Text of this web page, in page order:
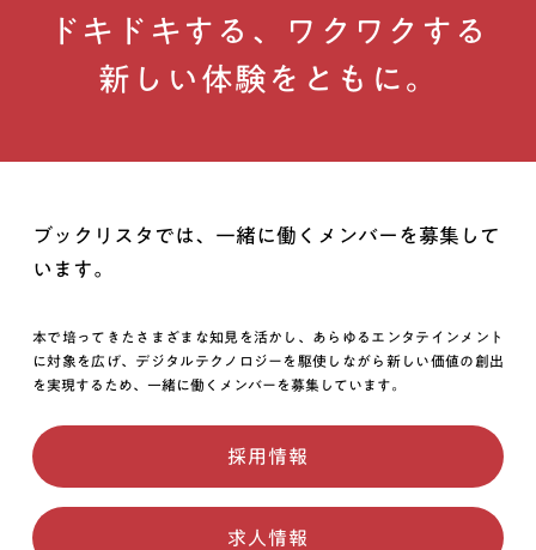
ドキドキする、ワクワクする
新しい体験をともに。
ブックリスタでは、一緒に働くメンバーを募集して
います。
本で培ってきたさまざまな知見を活かし、あらゆるエンタテインメント
に対象を広げ、デジタルテクノロジーを駆使しながら新しい価値の創出
を実現するため、一緒に働くメンバーを募集しています。
採用情報
求人情報